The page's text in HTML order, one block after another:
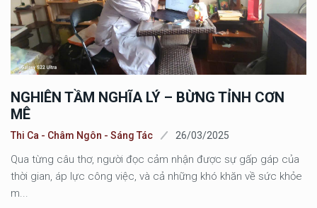
NGHIÊN TẦM NGHĨA LÝ – BỪNG TỈNH CƠN
MÊ
Thi Ca - Châm Ngôn - Sáng Tác 26/03/2025
Qua từng câu thơ, người đọc cảm nhận được sự gấp gáp của
thời gian, áp lực công việc, và cả những khó khăn về sức khỏe
m...